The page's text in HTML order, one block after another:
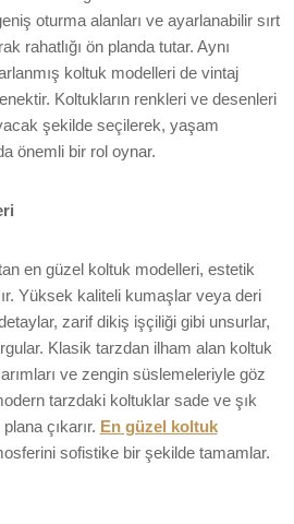
oturma alanları ve ayarlanabilir sırt
rahatlığı ön planda tutar. Aynı
koltuk modelleri de vintaj
Koltukların renkleri ve desenleri
şekilde seçilerek, yaşam
önemli bir rol oynar.
en güzel koltuk modelleri, estetik
Yüksek kaliteli kumaşlar veya deri
zarif dikiş işçiliği gibi unsurlar,
Klasik tarzdan ilham alan koltuk
ve zengin süslemeleriyle göz
tarzdaki koltuklar sade ve şık
çıkarır. En güzel koltuk
sofistike bir şekilde tamamlar.